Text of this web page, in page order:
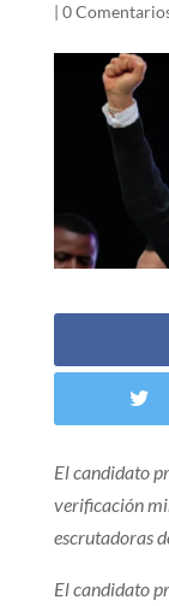
| 0
El candidato
verificación
escrutadoras
El candidato